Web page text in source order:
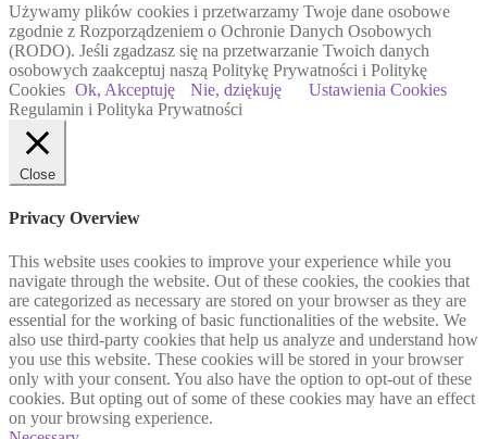
Używamy plików cookies i przetwarzamy Twoje dane osobowe
zgodnie z Rozporządzeniem o Ochronie Danych Osobowych
(RODO). Jeśli zgadzasz się na przetwarzanie Twoich danych
osobowych zaakceptuj naszą Politykę Prywatności i Politykę
Cookies Ok, Akceptuję Nie, dziękuję
Ustawienia Cookies
Regulamin i Polityka Prywatności
Close
Privacy Overview
This website uses cookies to improve your experience while you
navigate through the website. Out of these cookies, the cookies that
are categorized as necessary are stored on your browser as they are
essential for the working of basic functionalities of the website. We
also use third-party cookies that help us analyze and understand how
you use this website. These cookies will be stored in your browser
only with your consent. You also have the option to opt-out of these
cookies. But opting out of some of these cookies may have an effect
on your browsing experience.